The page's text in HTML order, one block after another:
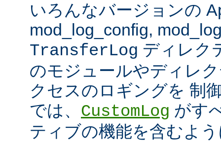
いろんなバージョンの
mod_log_config,
TransferLog ディレク
のモジュールやディレ
クセスのロギングを 制
では、 CustomLog がす
ティブの機能を含むよ